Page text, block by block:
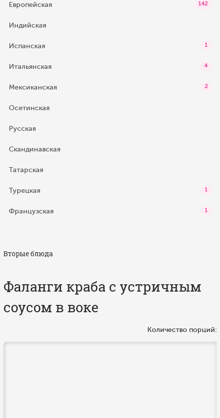
Европейская 142
Индийская
Испанская 1
Итальянская 4
Мексиканская 2
Осетинская
Русская
Скандинавская
Татарская
Турецкая 1
Французская 1
Вторые блюда
Фаланги краба с устричным
соусом в воке
Количество порций: